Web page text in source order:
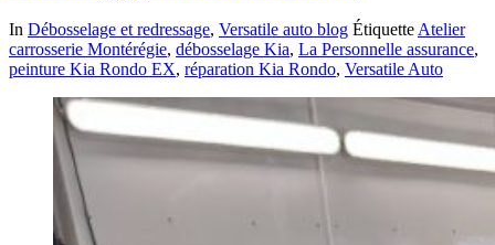
In Débosselage et redressage, Versatile auto blog Étiquette Atelier
carrosserie Montérégie, débosselage Kia, La Personnelle assurance,
peinture Kia Rondo EX, réparation Kia Rondo, Versatile Auto